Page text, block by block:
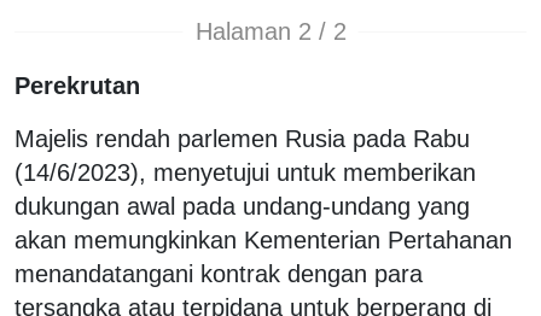
Halaman 2 / 2
Perekrutan
Majelis rendah parlemen Rusia pada Rabu
(14/6/2023), menyetujui untuk memberikan
dukungan awal pada undang-undang yang
akan memungkinkan Kementerian Pertahanan
menandatangani kontrak dengan para
tersangka atau terpidana untuk berperang di